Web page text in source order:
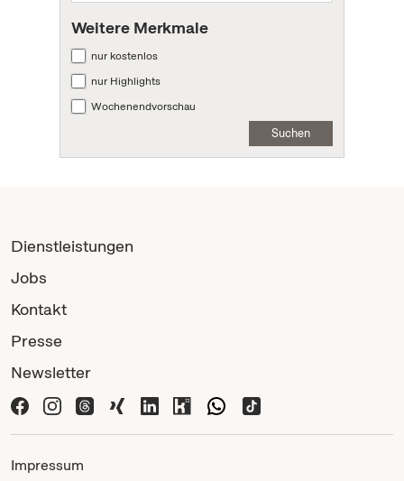
Weitere Merkmale
nur kostenlos
nur Highlights
Wochenendvorschau
Suchen
Dienstleistungen
Jobs
Kontakt
Presse
Newsletter
Impressum